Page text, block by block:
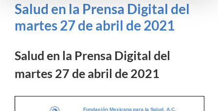
Salud en la Prensa Digital del
martes 27 de abril de 2021
Salud en la Prensa Digital del
martes 27 de abril de 2021